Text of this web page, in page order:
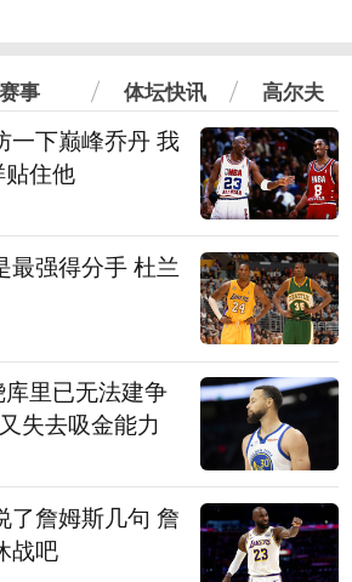
事 体坛快讯 高尔夫
一下巅峰乔丹 我
住他
最强得分手 杜兰
里已无法建争
失去吸金能力
了詹姆斯几句 詹
战吧